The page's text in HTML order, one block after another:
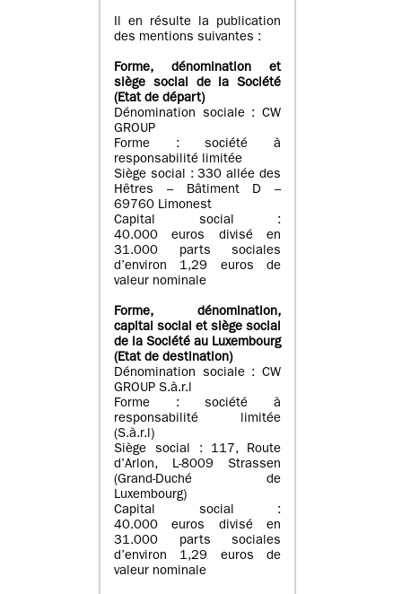
Il en résulte la publication
des mentions suivantes :
Forme, dénomination et
siège social de la Société
(Etatde départ)
Dénomination sociale : CW
GROUP
Forme : société à
responsabilité limitée
Siège social : 330 allée des
Hêtres – Bâtiment D –
69760 Limonest
Capital social :
40.000 euros divisé en
31.000 parts sociales
d’environ 1,29 euros de
valeur nominale
Forme, dénomination,
capital social et siège social
de la Société au Luxembourg
(Etat de destination)
Dénomination sociale : CW
GROUP S.à.r.l
Forme : société à
responsabilité limitée
(S.à.r.l)
Siège social : 117, Route
d’Arlon, L-8009 Strassen
(Grand-Duché de
Luxembourg)
Capital social :
40.000 euros divisé en
31.000 parts sociales
d’environ 1,29 euros de
valeur nominale